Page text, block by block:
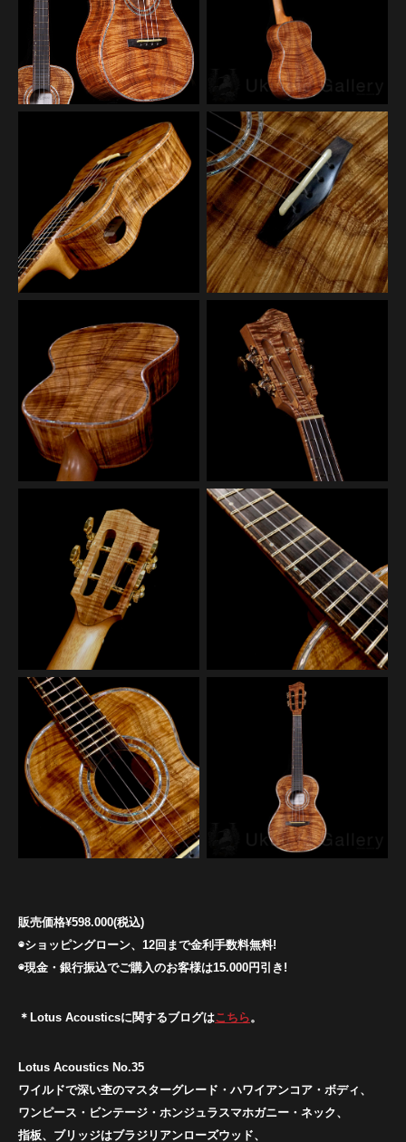
販売価格¥598.000(税込)
◉ショッピングローン、12回まで金利手数料無料!
◉現金・銀行振込でご購入のお客様は15.000円引き!
＊Lotus Acousticsに関するブログはこちら。
Lotus Acoustics No.35
ワイルドで深い杢のマスターグレード・ハワイアンコア・ボディ、
ワンピース・ビンテージ・ホンジュラスマホガニー・ネック、
指板、ブリッジはブラジリアンローズウッド、